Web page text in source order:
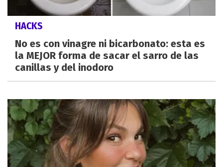
HACKS
No es con vinagre ni bicarbonato: esta es
la MEJOR forma de sacar el sarro de las
canillas y del inodoro